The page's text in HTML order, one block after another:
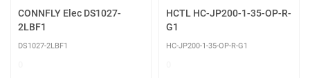
CONNFLY Elec DS1027-
2LBF1
DS1027-2LBF1
HCTL HC-JP200-1-35-OP-R-
G1
HC-JP200-1-35-OP-R-G1